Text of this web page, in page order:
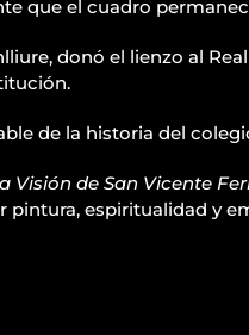
que el cuadro
donó el lienzo al
de la historia del
Visión de San Vicente
pintura, espiritualidad y